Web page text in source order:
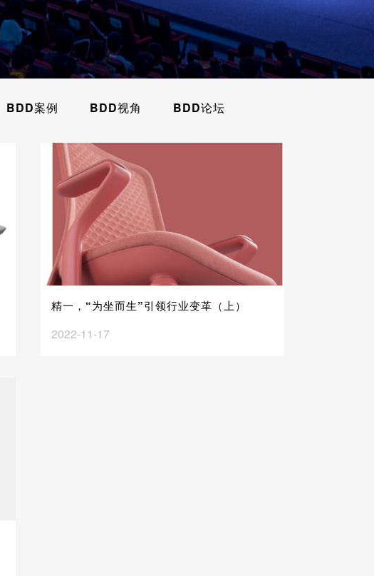
BDD案例 BDD视角 BDD论坛
精一，“为坐而生”引领行业变革（上）
2022-11-17